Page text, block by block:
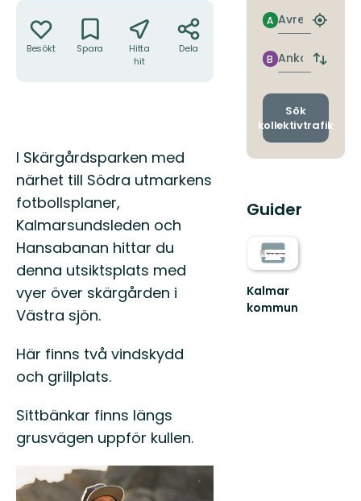
Besökt Spara
Hitta
hit
Dela
Beskrivning
I Skärgårdsparken med
närhet till Södra utmarkens
fotbollsplaner,
Kalmarsundsleden och
Hansabanan hittar du
denna utsiktsplats med
vyer över skärgården i
Västra sjön.
Här finns två vindskydd
och grillplats.
Sittbänkar finns längs
grusvägen uppför kullen.
Avresa
A
Hitta
Ankomst
B
Byt
och
Sök
kollektivtrafik
Guider
Kalmar
kommun